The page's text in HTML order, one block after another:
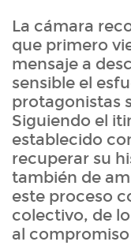
La cámara
que primero
mensaje a
sensible el
protagonistas
Siguiendo el
establecido
recuperar su
también de
este proceso
colectivo, de
al